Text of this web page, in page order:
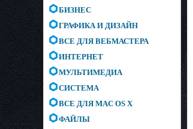
БИЗНЕС
ГРАФИКА И ДИЗАЙН
ВСЕ ДЛЯ ВЕБМАСТЕРА
ИНТЕРНЕТ
МУЛЬТИМЕДИА
СИСТЕМА
ВСЕ ДЛЯ MAC OS X
ФАЙЛЫ